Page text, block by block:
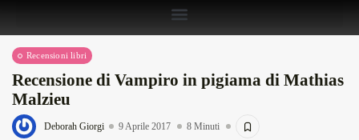
Recensioni libri
Recensione di Vampiro in pigiama di Mathias
Malzieu
Deborah Giorgi 9 Aprile 2017 8 Minuti